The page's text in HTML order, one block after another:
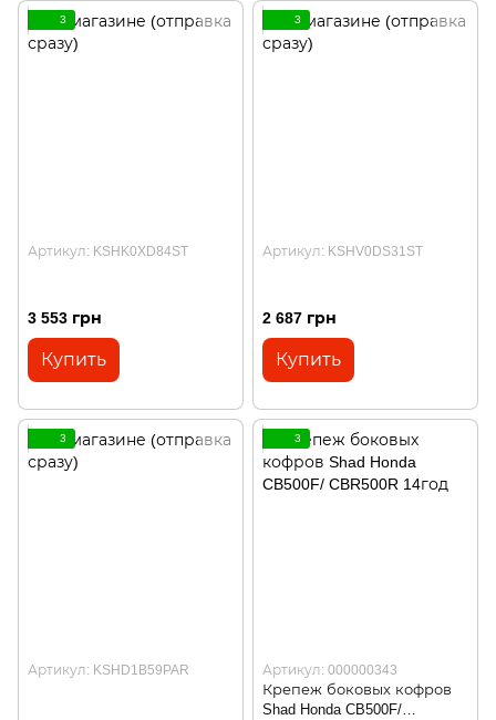
3
Артикул: KSHK0XD84ST
3 553 грн
Купить
3
Артикул: KSHV0DS31ST
2 687 грн
Купить
3
Артикул: KSHD1B59PAR
3
Артикул: 000000343
Крепеж боковых кофров
Shad Honda CB500F/